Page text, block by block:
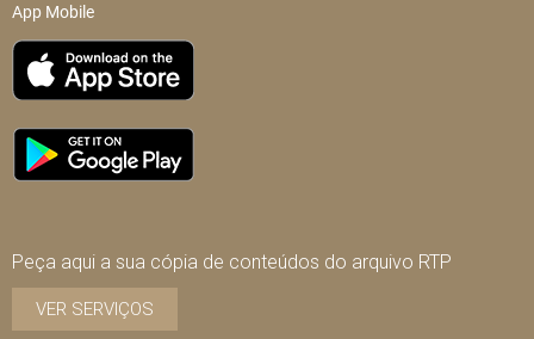
App Mobile
Peça aqui a sua cópia de conteúdos do arquivo RTP
VER SERVIÇOS